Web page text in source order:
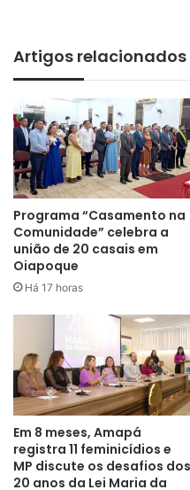
cuidado e
respeito ao
nos dias de
precisamos
corpo do
mulheres,
gostam de
a família. Este é
Respeito Folia”
secretário.
Serão realizadas blitz
intervenções em bares,
brincante que é importante
atenção entre homens e
Artigos relacionados
Programa “Casamento na
Comunidade” celebra a
união de 20 casais em
Oiapoque
Há 17 horas
Em 8 meses, Amapá
registra 11 feminicídios e
MP discute os desafios dos
20 anos da Lei Maria da